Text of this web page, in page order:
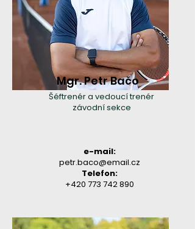
Mgr. Petr Bačo
Šéftrenér a vedoucí trenér
závodní sekce
e-mail:
petr.baco@email.cz
Telefon:
+420 773 742 890